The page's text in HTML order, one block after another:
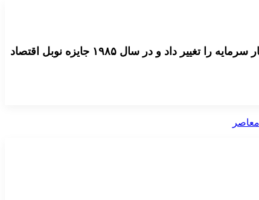
فرانکو مودیلیانی با فرضیه چرخه زندگی و قضیه مودیلیانی و میلر، درک اقتصاددانان از پس‌انداز خانوار، ارزش شرکت و ساختار سرمایه را تغییر داد و در سال ۱۹۸۵ جایزه نوبل اقتصاد